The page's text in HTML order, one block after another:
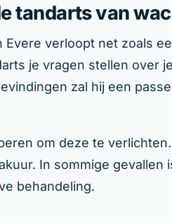
tandarts van
Evere verloopt net zoals
je vragen stellen over
zal hij een
om deze te
In sommige gevallen
behandeling.